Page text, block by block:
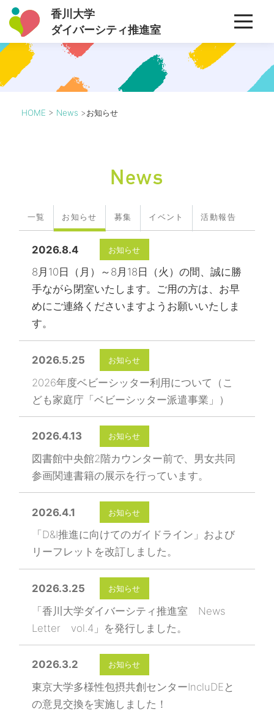
香川大学
ダイバーシティ推進室
HOME News お知らせ
News
一覧 お知らせ 募集 イベント 活動報告
2026.8.4 お知らせ
8月10日（月）～8月18日（火）の間、誠に勝
手ながら閉室いたします。ご用の方は、お早
めにご連絡くださいますようお願いいたしま
す。
2026.5.25 お知らせ
2026年度ベビーシッター利用について（こ
ども家庭庁「ベビーシッター派遣事業」）
2026.4.13 お知らせ
図書館中央館2階カウンター前で、男女共同
参画関連書籍の展示を行っています。
2026.4.1 お知らせ
「D&I推進に向けてのガイドライン」および
リーフレットを改訂しました。
2026.3.25 お知らせ
「香川大学ダイバーシティ推進室 News
Letter vol.4」を発行しました。
2026.3.2 お知らせ
東京大学多様性包摂共創センターIncluDEと
の意見交換を実施しました！